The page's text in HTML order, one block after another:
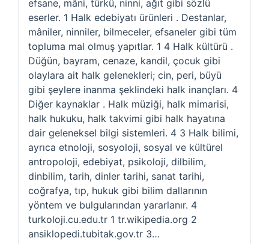
efsane, mâni, türkü, ninni, ağıt gibi sözlü
eserler. 1 Halk edebiyatı ürünleri . Destanlar,
mâniler, ninniler, bilmeceler, efsaneler gibi tüm
topluma mal olmuş yapıtlar. 1 4 Halk kültürü .
Düğün, bayram, cenaze, kandil, çocuk gibi
olaylara ait halk gelenekleri; cin, peri, büyü
gibi şeylere inanma şeklindeki halk inançları. 4
Diğer kaynaklar . Halk müziği, halk mimarisi,
halk hukuku, halk takvimi gibi halk hayatına
dair geleneksel bilgi sistemleri. 4 3 Halk bilimi,
ayrıca etnoloji, sosyoloji, sosyal ve kültürel
antropoloji, edebiyat, psikoloji, dilbilim,
dinbilim, tarih, dinler tarihi, sanat tarihi,
coğrafya, tıp, hukuk gibi bilim dallarının
yöntem ve bulgularından yararlanır. 4
turkoloji.cu.edu.tr 1 tr.wikipedia.org 2
ansiklopedi.tubitak.gov.tr 3…